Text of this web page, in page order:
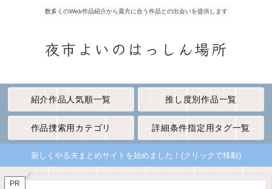
数多くのWeb作品紹介から貴方に合う作品との出会いを提供します
夜市よいのはっしん場所
紹介作品人気順一覧 推し度別作品一覧
作品捜索用カテゴリ 詳細条件指定用タグ一覧
新しくやる夫まとめサイトを始めました！(クリックで移動)
PR